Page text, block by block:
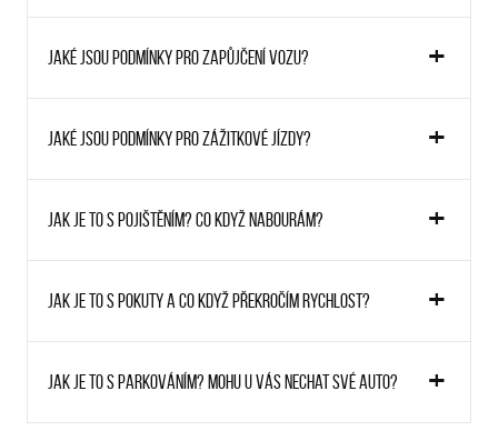
Jaké jsou podmínky pro zapůjčení vozu?
Jaké jsou podmínky pro zážitkové jízdy?
Jak je to s pojištěním? Co když nabourám?
Jak je to s pokuty a co když překročím rychlost?
Jak je to s parkováním? Mohu u vás nechat své auto?